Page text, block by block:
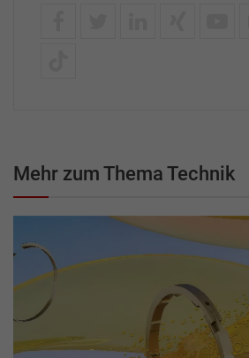
Mehr zum Thema Technik